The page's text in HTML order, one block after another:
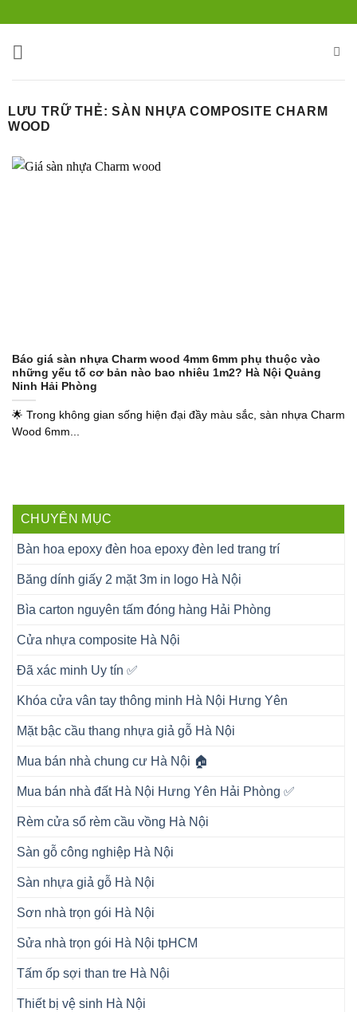
nội
LƯU TRỮ THẺ:SÀN NHỰA COMPOSITE CHARM
WOOD
Báo giá sàn nhựa Charm wood 4mm 6mm phụ thuộc vào
những yếu tố cơ bản nào bao nhiêu 1m2? Hà Nội Quảng
Ninh Hải Phòng
🌟 Trong không gian sống hiện đại đầy màu sắc, sàn nhựa Charm
Wood 6mm...
CHUYÊN MỤC
Bàn hoa epoxy đèn hoa epoxy đèn led trang trí
Băng dính giấy 2 mặt 3m in logo Hà Nội
Bìa carton nguyên tấm đóng hàng Hải Phòng
Cửa nhựa composite Hà Nội
Đã xác minh Uy tín ✅
Khóa cửa vân tay thông minh Hà Nội Hưng Yên
Mặt bậc cầu thang nhựa giả gỗ Hà Nội
Mua bán nhà chung cư Hà Nội 🏠
Mua bán nhà đất Hà Nội Hưng Yên Hải Phòng ✅
Rèm cửa sổ rèm cầu vồng Hà Nội
Sàn gỗ công nghiệp Hà Nội
Sàn nhựa giả gỗ Hà Nội
Sơn nhà trọn gói Hà Nội
Sửa nhà trọn gói Hà Nội tpHCM
Tấm ốp sợi than tre Hà Nội
Thiết bị vệ sinh Hà Nội